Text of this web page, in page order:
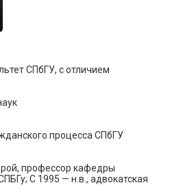
СПбГУ, с отличием
процесса СПбГУ
профессор кафедры
С 1995 — н.в., адвокатская